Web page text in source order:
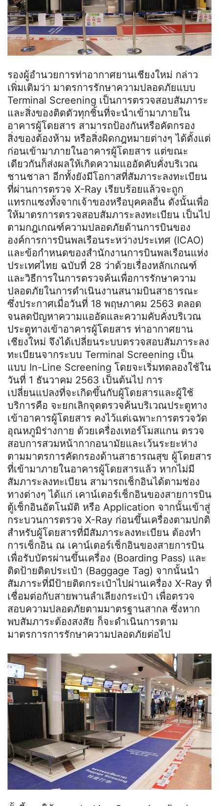
รองผู้อำนวยการท่าอากาศยานเชียงใหม่ กล่าว
เพิ่มเติมว่า มาตรการรักษาความปลอดภัยแบบ
Terminal Screening เป็นการตรวจสอบสัมภาระ
และสิ่งของติดตัวทุกชิ้นที่จะนำเข้ามาภายใน
อาคารผู้โดยสาร สามารถป้องกันหรือคัดกรอง
สิ่งของต้องห้าม หรือสิ่งผิดกฎหมายต่างๆ ได้ตั้งแต่
ก่อนเข้ามาภายในอาคารผู้โดยสาร แต่ขณะ
เดียวกันก็ส่งผลให้เกิดความแออัดคับคั่งบริเวณ
ชานชาลา อีกทั้งยังมีโอกาสที่สัมภาระลงทะเบียน
ที่ผ่านการตรวจ X-Ray เรียบร้อยแล้วจะถูก
แทรกแซงทั้งจากเจ้าของหรือบุคคลอื่น ดังนั้นเพื่อ
ให้มาตรการตรวจสอบสัมภาระลงทะเบียน เป็นไป
ตามกฎเกณฑ์ความปลอดภัยด้านการบินของ
องค์การการบินพลเรือนระหว่างประเทศ (ICAO)
และข้อกำหนดของสำนักงานการบินพลเรือนแห่ง
ประเทศไทย ฉบับที่ 28 ว่าด้วยเรื่องหลักเกณฑ์
และวิธีการในการตรวจค้นเพื่อการรักษาความ
ปลอดภัยในการดำเนินงานสนามบินสาธารณะ
ซึ่งประกาศเมื่อวันที่ 18 พฤษภาคม 2563 ตลอด
จนลดปัญหาความแออัดและความคับคั่งบริเวณ
ประตูทางเข้าอาคารผู้โดยสาร ท่าอากาศยาน
เชียงใหม่ จึงได้เปลี่ยนระบบตรวจสอบสัมภาระลง
ทะเบียนจากระบบ Terminal Screening เป็น
แบบ In-Line Screening โดยจะเริ่มทดลองใช้ใน
วันที่ 1 ธันวาคม 2563 เป็นต้นไป การ
เปลี่ยนแปลงที่จะเกิดขึ้นกับผู้โดยสารและผู้ใช้
บริการคือ จะยกเลิกจุดตรวจค้นบริเวณประตูทาง
เข้าอาคารผู้โดยสาร คงไว้แต่เฉพาะการตรวจวัด
อุณหภูมิร่างกาย ด้วยเครื่องเทอร์โมสแกน ตรวจ
สอบการสวมหน้ากากอนามัยและเว้นระยะห่าง
ตามมาตรการคัดกรองด้านสาธารณสุข ผู้โดยสาร
ที่เข้ามาภายในอาคารผู้โดยสารแล้ว หากไม่มี
สัมภาระลงทะเบียน สามารถเช็กอินได้ตามช่อง
ทางต่างๆ ได้แก่ เคาน์เตอร์เช็กอินของสายการบิน
ตู้เช็กอินอัตโนมัติ หรือ Application จากนั้นเข้าสู่
กระบวนการตรวจ X-Ray ก่อนขึ้นเครื่องตามปกติ
สำหรับผู้โดยสารที่มีสัมภาระลงทะเบียน ต้องทำ
การเช็กอิน ณ เคาน์เตอร์เช็กอินของสายการบิน
เพื่อรับบัตรผ่านขึ้นเครื่อง (Boarding Pass) และ
ติดป้ายติดประเป๋า (Baggage Tag) จากนั้นนำ
สัมภาระที่มีป้ายติดกระเป๋าไปผ่านเครื่อง X-Ray ที่
เชื่อมต่อกับสายพานลำเลียงกระเป๋า เพื่อตรวจ
สอบความปลอดภัยตามมาตรฐานสากล ซึ่งหาก
พบสัมภาระต้องสงสัย ก็จะดำเนินการตาม
มาตรการการรักษาความปลอดภัยต่อไป